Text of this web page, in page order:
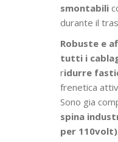
smontabili
durante il
Robuste e
tutti i
ridurre
frenetica
Sono gia
spina
per 110volt)